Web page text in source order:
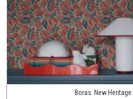
Boras: New Heritage: